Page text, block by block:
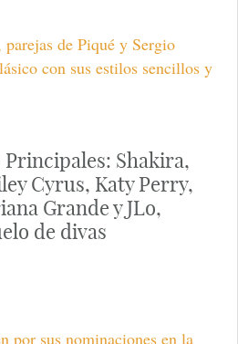
de Piqué y Sergio
con sus estilos sencillos y
Principales: Shakira,
Cyrus, Katy Perry,
Grande y JLo,
de divas
por sus nominaciones en la